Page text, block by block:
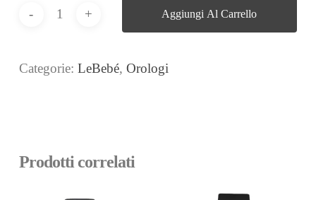
Aggiungi Al Carrello
Categorie: LeBebé, Orologi
Prodotti correlati